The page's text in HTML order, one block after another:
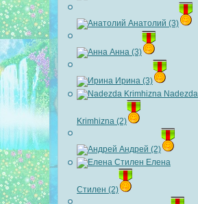
Анатолий (3)
Анна (3)
Ирина (3)
Nadezda
Krimhizna (2)
Андрей (2)
Елена
Стилен (2)